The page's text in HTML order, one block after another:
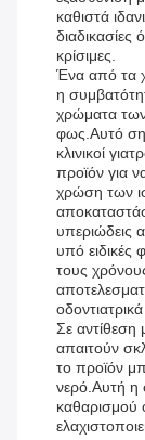
καθιστά
διαδικασίες
κρίσιμες.
Ένα από τα
η
χρώματα
φως.Αυτό
κλινικοί
προϊόν για
χρώση των
υπεριώδεις
υπό ειδικές
τους
Σε αντίθεση
απαιτούν
το προϊόν
νερό.Αυτή η
καθαρισμού